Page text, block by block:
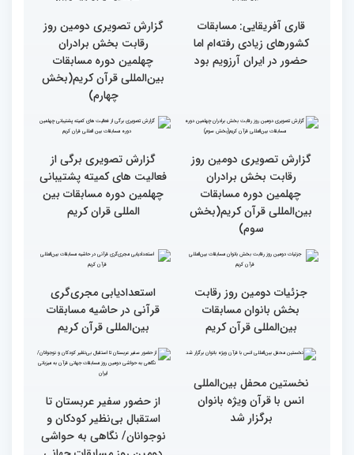
قرائت قرآن برای هر
مسلمان باید اولین اولویت
انس با قرآن در روابط
اجتماعی افراد تأثیرگذار است
کشورهای زیادی رفته‌ام اما
حضور در ایران آرزویم بود
رقابت بخش برادران
چهلمین دوره مسابقات
بین‌المللی قرآن کریم(بخش
چهارم)
رقابت بخش برادران
چهلمین دوره مسابقات
بین‌المللی قرآن کریم(بخش
سوم)
فعالیت های کمیته پشتیبانی
چهلمین دوره مسابقات بین
المللی قران کریم
جزئیات دومین روز رقابت
بخش بانوان مسابقات
استعدادیابی مجری‌گری
قرآنی در حاشیه مسابقات
بین‌المللی قرآن کریم